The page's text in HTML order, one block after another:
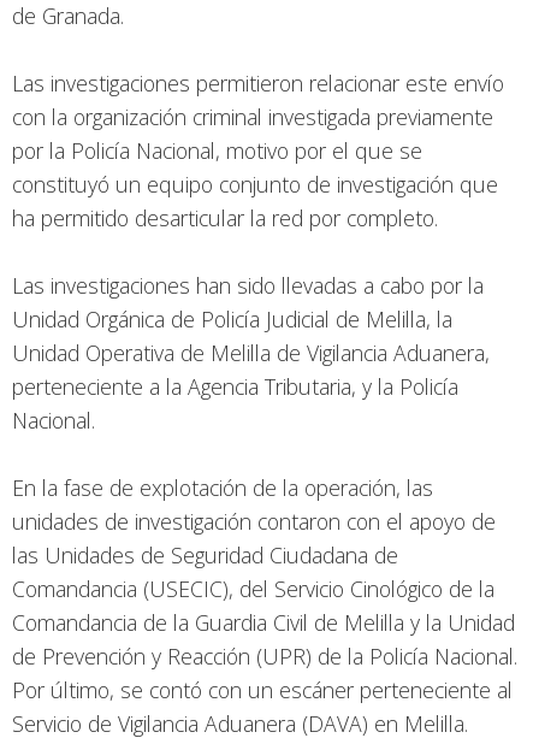
de Granada.
Las investigaciones permitieron relacionar este envío
con la organización criminal investigada previamente
por la Policía Nacional, motivo por el que se
constituyó un equipo conjunto de investigación que
ha permitido desarticular la red por completo.
Las investigaciones han sido llevadas a cabo por la
Unidad Orgánica de Policía Judicial de Melilla, la
Unidad Operativa de Melilla de Vigilancia Aduanera,
perteneciente a la Agencia Tributaria, y la Policía
Nacional.
En la fase de explotación de la operación, las
unidades de investigación contaron con el apoyo de
las Unidades de Seguridad Ciudadana de
Comandancia (USECIC), del Servicio Cinológico de la
Comandancia de la Guardia Civil de Melilla y la Unidad
de Prevención y Reacción (UPR) de la Policía Nacional.
Por último, se contó con un escáner perteneciente al
Servicio de Vigilancia Aduanera (DAVA) en Melilla.